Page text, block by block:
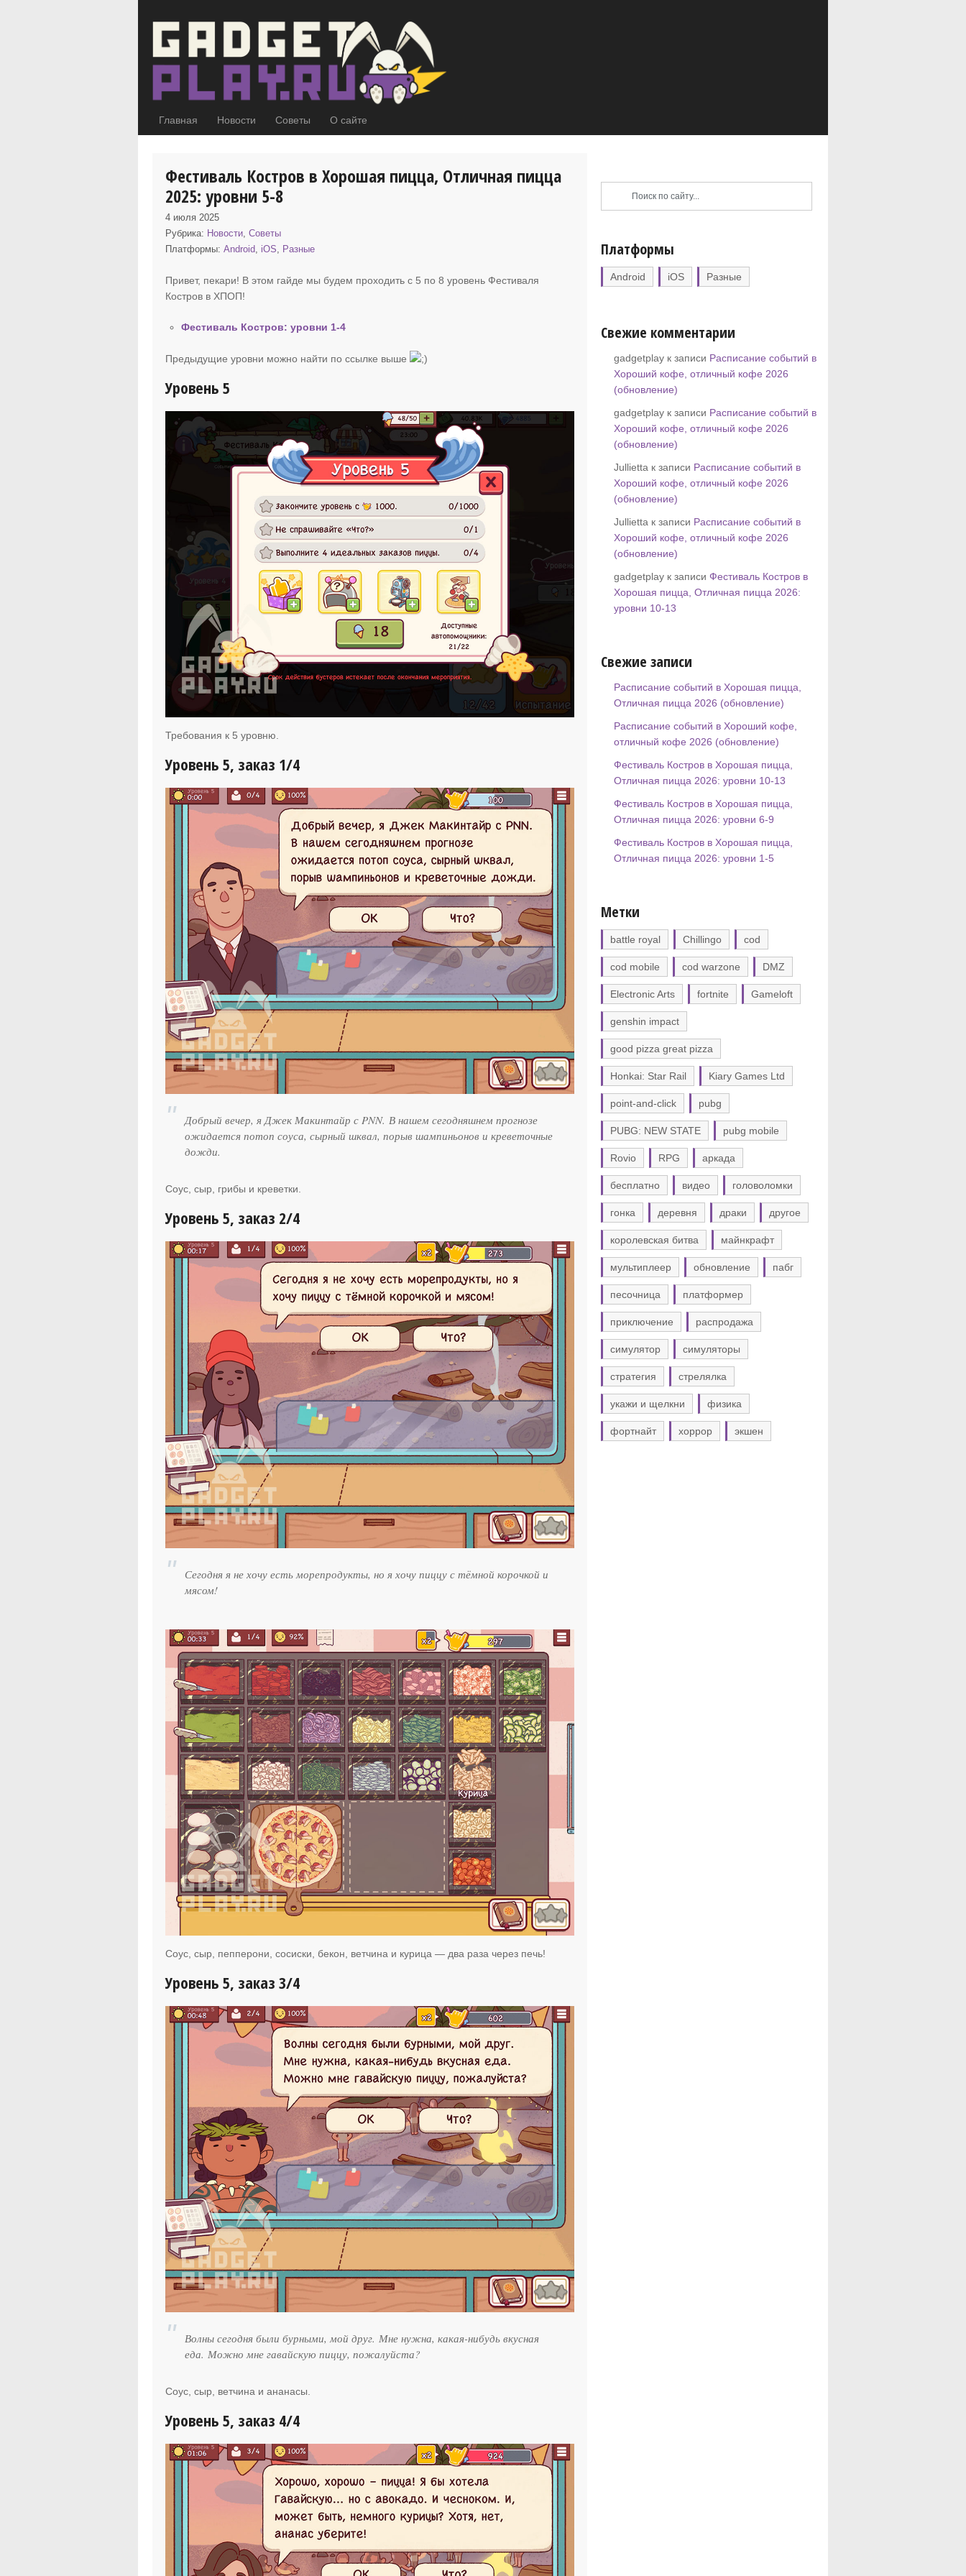
Главная Новости Советы О сайте
Фестиваль Костров в Хорошая пицца, Отличная пицца
2025: уровни 5-8
4 июля 2025
Рубрика: Новости,Советы
Платформы:Android, iOS, Разные
Привет, пекари! В этом гайде мы будем проходить с 5 по 8 уровень Фестиваля
Костров в ХПОП!
Фестиваль Костров: уровни 1-4
Предыдущие уровни можно найти по ссылке выше
Уровень 5
Требования к 5 уровню.
Уровень 5, заказ 1/4
Добрый вечер, я Джек Макинтайр с PNN. В нашем сегодняшнем прогнозе
ожидается потоп соуса, сырный шквал, порыв шампиньонов и креветочные
дожди.
Соус, сыр, грибы и креветки.
Уровень 5, заказ 2/4
Сегодня я не хочу есть морепродукты, но я хочу пиццу с тёмной корочкой и
мясом!
Соус, сыр, пепперони, сосиски, бекон, ветчина и курица — два раза через печь!
Уровень 5, заказ 3/4
Волны сегодня были бурными, мой друг. Мне нужна, какая-нибудь вкусная
еда. Можно мне гавайскую пиццу, пожалуйста?
Соус, сыр, ветчина и ананасы.
Уровень 5, заказ 4/4
Платформы
Android iOS Разные
Свежие комментарии
gadgetplay к записи Расписание событий в
Хороший кофе, отличный кофе 2026
(обновление)
gadgetplay к записи Расписание событий в
Хороший кофе, отличный кофе 2026
(обновление)
Jullietta к записи Расписание событий в
Хороший кофе, отличный кофе 2026
(обновление)
Jullietta к записи Расписание событий в
Хороший кофе, отличный кофе 2026
(обновление)
gadgetplay к записи Фестиваль Костров в
Хорошая пицца, Отличная пицца 2026:
уровни 10-13
Свежие записи
Расписание событий в Хорошая пицца,
Отличная пицца 2026 (обновление)
Расписание событий в Хороший кофе,
отличный кофе 2026 (обновление)
Фестиваль Костров в Хорошая пицца,
Отличная пицца 2026: уровни 10-13
Фестиваль Костров в Хорошая пицца,
Отличная пицца 2026: уровни 6-9
Фестиваль Костров в Хорошая пицца,
Отличная пицца 2026: уровни 1-5
Метки
battle royal Chillingo cod
cod mobile cod warzone DMZ
Electronic Arts fortnite Gameloft
genshin impact
good pizza great pizza
Honkai: Star Rail Kiary Games Ltd
point-and-click pubg
PUBG: NEW STATE pubg mobile
Rovio RPG аркада
бесплатно видео головоломки
гонка деревня драки другое
королевская битва майнкрафт
мультиплеер обновление пабг
песочница платформер
приключение распродажа
симулятор симуляторы
стратегия стрелялка
укажи и щелкни физика
фортнайт хоррор экшен